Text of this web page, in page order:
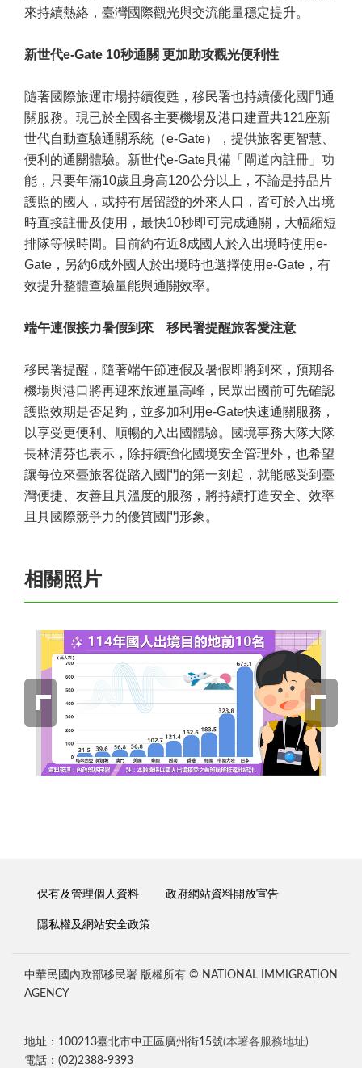
來持續熱絡，臺灣國際觀光與交流能量穩定提升。
新世代e-Gate 10秒通關 更加助攻觀光便利性
隨著國際旅運市場持續復甦，移民署也持續優化國門通
關服務。現已於全國各主要機場及港口建置共121座新
世代自動查驗通關系統（e-Gate），提供旅客更智慧、
便利的通關體驗。新世代e-Gate具備「閘道內註冊」功
能，只要年滿10歲且身高120公分以上，不論是持晶片
護照的國人，或持有居留證的外來人口，皆可於入出境
時直接註冊及使用，最快10秒即可完成通關，大幅縮短
排隊等候時間。目前約有近8成國人於入出境時使用e-
Gate，另約6成外國人於出境時也選擇使用e-Gate，有
效提升整體查驗量能與通關效率。
端午連假接力暑假到來 移民署提醒旅客愛注意
移民署提醒，隨著端午節連假及暑假即將到來，預期各
機場與港口將再迎來旅運量高峰，民眾出國前可先確認
護照效期是否足夠，並多加利用e-Gate快速通關服務，
以享受更便利、順暢的入出國體驗。國境事務大隊大隊
長林清芬也表示，除持續強化國境安全管理外，也希望
讓每位來臺旅客從踏入國門的第一刻起，就能感受到臺
灣便捷、友善且具溫度的服務，將持續打造安全、效率
且具國際競爭力的優質國門形象。
相關照片
保有及管理個人資料 政府網站資料開放宣告
隱私權及網站安全政策
中華民國內政部移民署 版權所有 © NATIONAL IMMIGRATION
AGENCY
地址：100213臺北市中正區廣州街15號(本署各服務地址)
電話：(02)2388-9393